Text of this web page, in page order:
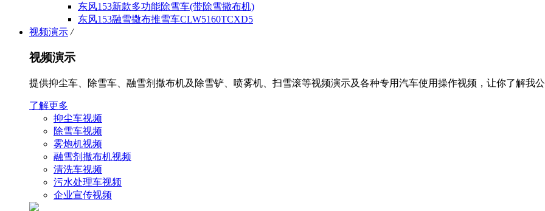
东风153新款多功能除雪车(带除雪撒布机)
东风153融雪撒布推雪车CLW5160TCXD5
视频演示 /
视频演示
提供抑尘车、除雪车、融雪剂撒布机及除雪铲、喷雾机、扫雪滚等视频演示及各种专用汽车使用操作视频，让你了解我
了解更多
抑尘车视频
除雪车视频
雾炮机视频
融雪剂撒布机视频
清洗车视频
污水处理车视频
企业宣传视频